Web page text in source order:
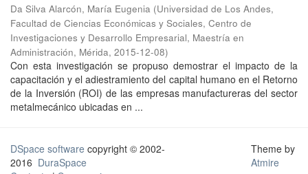
Da Silva Alarcón, María Eugenia (Universidad de Los Andes,
Facultad de Ciencias Económicas y Sociales, Centro de
Investigaciones y Desarrollo Empresarial, Maestría en
Administración, Mérida, 2015-12-08)
Con esta investigación se propuso demostrar el impacto de la
capacitación y el adiestramiento del capital humano en el Retorno
de la Inversión (ROI) de las empresas manufactureras del sector
metalmecánico ubicadas en ...
DSpace software copyright © 2002-
2016 DuraSpace
Theme by
Atmire